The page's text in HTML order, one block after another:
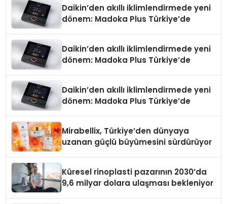
Daikin’den akıllı iklimlendirmede yeni
dönem: Madoka Plus Türkiye’de
Daikin’den akıllı iklimlendirmede yeni
dönem: Madoka Plus Türkiye’de
Daikin’den akıllı iklimlendirmede yeni
dönem: Madoka Plus Türkiye’de
Mirabellix, Türkiye’den dünyaya
uzanan güçlü büyümesini sürdürüyor
Küresel rinoplasti pazarının 2030’da
9,6 milyar dolara ulaşması bekleniyor